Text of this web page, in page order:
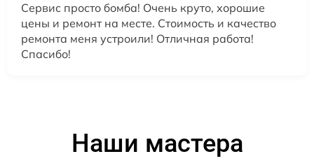
Сервис просто бомба! Очень круто, хорошие
цены и ремонт на месте. Стоимость и качество
ремонта меня устроили! Отличная работа!
Спасибо!
Наши мастера